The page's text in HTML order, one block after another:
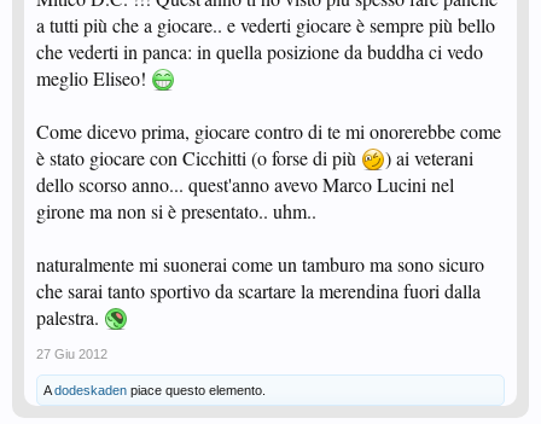
a tutti più che a giocare.. e vederti giocare è sempre più bello
che vederti in panca: in quella posizione da buddha ci vedo
meglio Eliseo!
Come dicevo prima, giocare contro di te mi onorerebbe come
è stato giocare con Cicchitti (o forse di più
) ai veterani
dello scorso anno... quest'anno avevo Marco Lucini nel
girone ma non si è presentato.. uhm..
naturalmente mi suonerai come un tamburo ma sono sicuro
che sarai tanto sportivo da scartare la merendina fuori dalla
palestra.
27 Giu 2012
Adodeskaden piace questo elemento.